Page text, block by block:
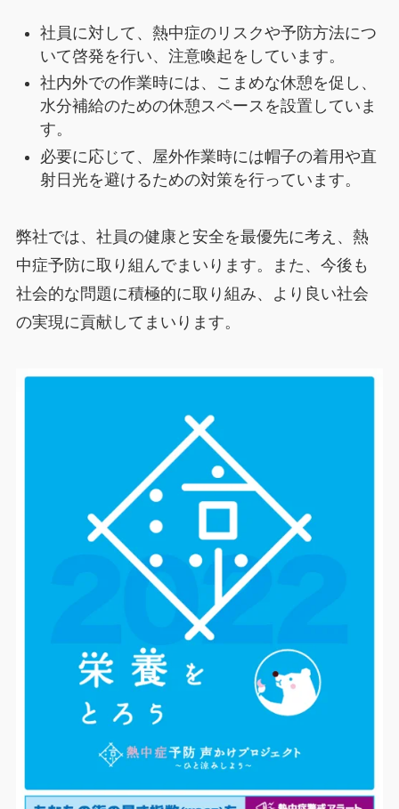
社員に対して、熱中症のリスクや予防方法につ
いて啓発を行い、注意喚起をしています。
社内外での作業時には、こまめな休憩を促し、
水分補給のための休憩スペースを設置していま
す。
必要に応じて、屋外作業時には帽子の着用や直
射日光を避けるための対策を行っています。
弊社では、社員の健康と安全を最優先に考え、熱
中症予防に取り組んでまいります。また、今後も
社会的な問題に積極的に取り組み、より良い社会
の実現に貢献してまいります。